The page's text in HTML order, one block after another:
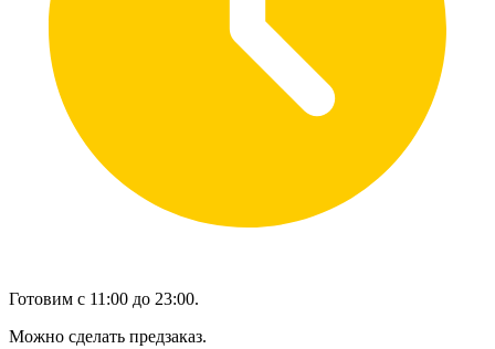
Готовим с 11:00 до 23:00.
Можно сделать предзаказ.